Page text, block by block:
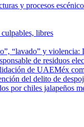
y procesos
libres
“lavado” y violencia:
de residuos
de UAEMéx
del delito de
por chiles jalapeños